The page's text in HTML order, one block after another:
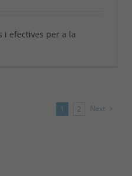
i efectives per a la
1 2 Next